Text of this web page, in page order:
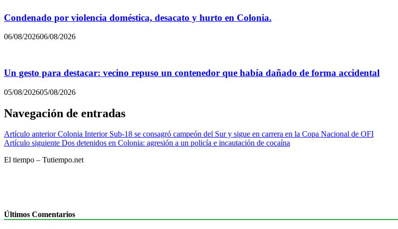
Condenado por violencia doméstica, desacato y hurto en Colonia.
06/08/202606/08/2026
Un gesto para destacar: vecino repuso un contenedor que había dañado de forma accidental
05/08/202605/08/2026
Navegación de entradas
Artículo anterior Colonia Interior Sub-18 se consagró campeón del Sur y sigue en carrera en la Copa Nacional de OFI
Artículo siguiente Dos detenidos en Colonia: agresión a un policía e incautación de cocaína
El tiempo – Tutiempo.net
Últimos Comentarios